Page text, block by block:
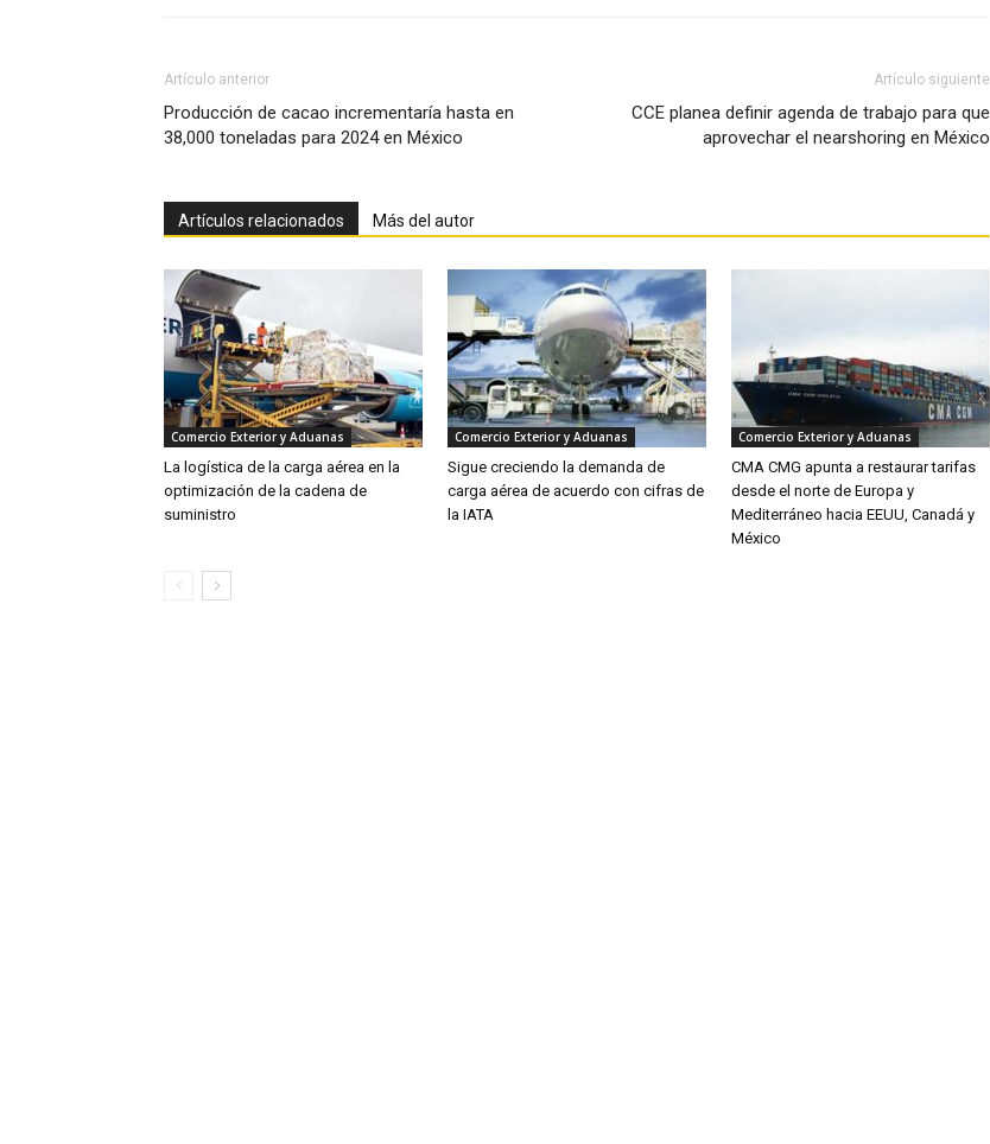
Artículo anterior
Producción de cacao incrementaría hasta en
38,000 toneladas para 2024 en México
Artículo siguiente
CCE planea definir agenda de trabajo para que
aprovechar el nearshoring en México
Artículos relacionados Más del autor
Comercio Exterior y Aduanas
La logística de la carga aérea en la
optimización de la cadena de
suministro
Comercio Exterior y Aduanas
Sigue creciendo la demanda de
carga aérea de acuerdo con cifras de
la IATA
Comercio Exterior y Aduanas
CMA CMG apunta a restaurar tarifas
desde el norte de Europa y
Mediterráneo hacia EEUU, Canadá y
México